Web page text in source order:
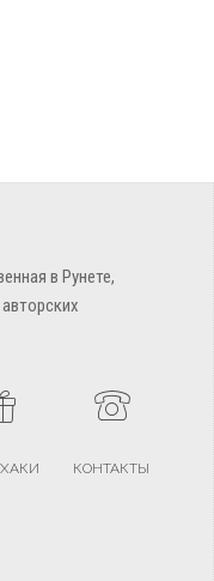
в Рунете,
КОНТАКТЫ